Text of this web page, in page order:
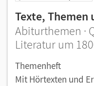
Texte,
Abiturthemen ·
Literatur um
Themenheft
Mit Hörtexten und